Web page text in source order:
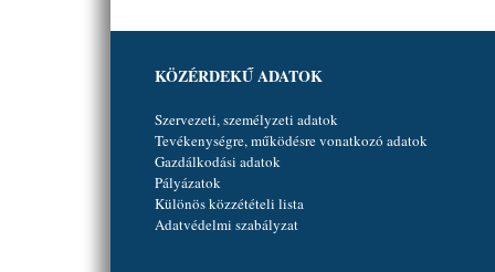
KÖZÉRDEKŰ ADATOK
Szervezeti, személyzeti adatok
Tevékenységre, működésre vonatkozó adatok
Gazdálkodási adatok
Pályázatok
Különös közzétételi lista
Adatvédelmi szabályzat